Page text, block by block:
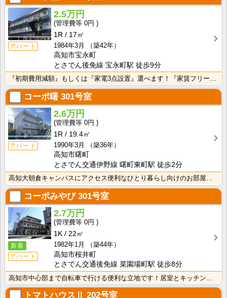
アパート
2.5万円
0円
1R
17㎡
1984年3月
（築42年）
高知市宝永町
とさでん後免線 宝永町駅 徒歩9分
コーポ曙 301号室
アパート
2.6万円
0円
1R
19.4㎡
1990年3月
（築36年）
高知市曙町
とさでん交通伊野線 曙町東町駅 徒歩2分
コーポみやび301号室
新着
アパート
2.7万円
0円
1K
22㎡
1982年1月
（築44年）
高知市桜井町
とさでん交通後免線 菜園場町駅 徒歩8分
トマトハウスⅡ 202号室